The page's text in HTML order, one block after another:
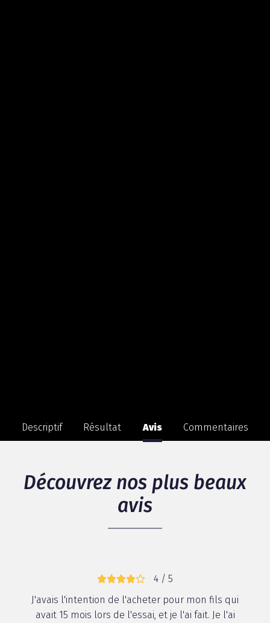
Descriptif Résultat Avis Commentaires
Découvrez nos plus beaux
avis
4 / 5
J'avais l'intention de l'acheter pour mon fils qui
avait 15 mois lors de l'essai, et je l'ai fait. Je l'ai